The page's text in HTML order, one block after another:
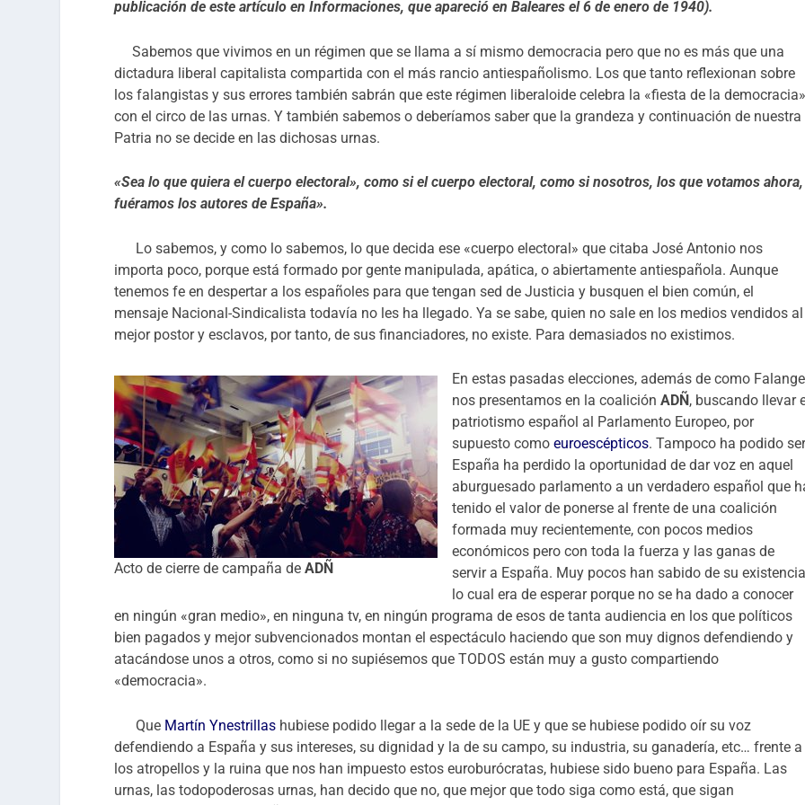
publicación de este artículo en Informaciones, que apareció en Baleares el 6 de enero de 1940).
Sabemos que vivimos en un régimen que se llama a sí mismo democracia pero que no es más que una
dictadura liberal capitalista compartida con el más rancio antiespañolismo. Los que tanto reflexionan sobre
los falangistas y sus errores también sabrán que este régimen liberaloide celebra la «fiesta de la democracia»
con el circo de las urnas. Y también sabemos o deberíamos saber que la grandeza y continuación de nuestra
Patria no se decide en las dichosas urnas.
«Sea lo que quiera el cuerpo electoral», como si el cuerpo electoral, como si nosotros, los que votamos ahora,
fuéramos los autores de España».
Lo sabemos, y como lo sabemos, lo que decida ese «cuerpo electoral» que citaba José Antonio nos
importa poco, porque está formado por gente manipulada, apática, o abiertamente antiespañola. Aunque
tenemos fe en despertar a los españoles para que tengan sed de Justicia y busquen el bien común, el
mensaje Nacional-Sindicalista todavía no les ha llegado. Ya se sabe, quien no sale en los medios vendidos al
mejor postor y esclavos, por tanto, de sus financiadores, no existe. Para demasiados no existimos.
Acto de cierre de campaña deADÑ
En estas pasadas elecciones, además de como
nos presentamos en la coaliciónADÑ , buscando llevar
patriotismo español al Parlamento Europeo, por
supuesto comoeuroescépticos. Tampoco ha podido
España ha perdido la oportunidad de dar voz en aquel
aburguesado parlamento a un verdadero español que
tenido el valor de ponerse al frente de una coalición
formada muy recientemente, con pocos medios
económicos pero con toda la fuerza y las ganas de
servir a España. Muy pocos han sabido de su
lo cual era de esperar porque no se ha dado a conocer
en ningún «gran medio», en ninguna tv, en ningún programa de esos de tanta audiencia en los que políticos
bien pagados y mejor subvencionados montan el espectáculo haciendo que son muy dignos defendiendo y
atacándose unos a otros, como si no supiésemos que TODOS están muy a gusto compartiendo
«democracia».
Que Martín Ynestrillas hubiese podido llegar a la sede de la UE y que se hubiese podido oír su voz
defendiendo a España y sus intereses, su dignidad y la de su campo, su industria, su ganadería, etc… frente a
los atropellos y la ruina que nos han impuesto estos euroburócratas, hubiese sido bueno para España. Las
urnas, las todopoderosas urnas, han decido que no, que mejor que todo siga como está, que sigan